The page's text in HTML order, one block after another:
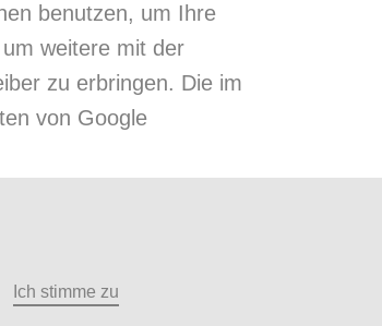
benutzen, um Ihre
weitere mit der
zu erbringen. Die im
von Google
wie erwartet
Ich stimme zu